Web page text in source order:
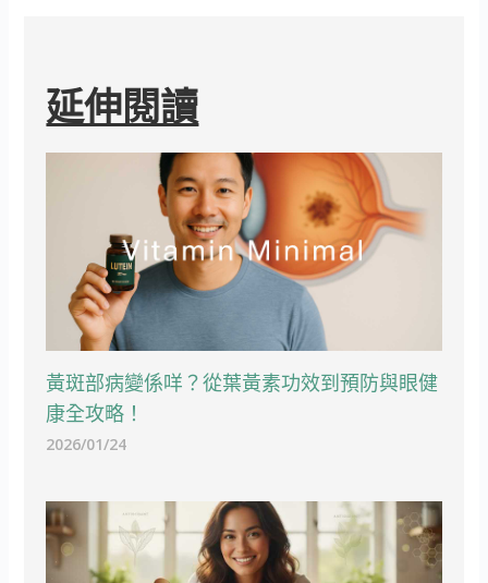
延伸閱讀
黃斑部病變係咩？從葉黃素功效到預防與眼健
康全攻略！
2026/01/24